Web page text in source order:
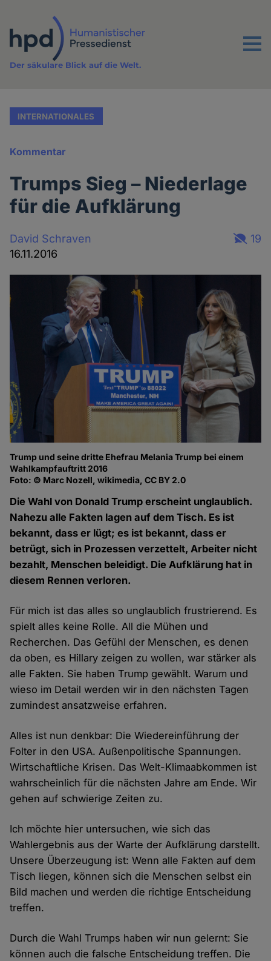
Inhalt
Menu
Der säkulare Blick auf die Welt.
INTERNATIONALES
Kommentar
Trumps Sieg – Niederlage
für die Aufklärung
David Schraven
16.11.2016
19
Trump und seine dritte Ehefrau Melania Trump bei einem
Wahlkampfauftritt 2016
Foto: © Marc Nozell, wikimedia, CC BY 2.0
Die Wahl von Donald Trump erscheint unglaublich.
Nahezu alle Fakten lagen auf dem Tisch. Es ist
bekannt, dass er lügt; es ist bekannt, dass er
betrügt, sich in Prozessen verzettelt, Arbeiter nicht
bezahlt, Menschen beleidigt. Die Aufklärung hat in
diesem Rennen verloren.
Für mich ist das alles so unglaublich frustrierend. Es
spielt alles keine Rolle. All die Mühen und
Recherchen. Das Gefühl der Menschen, es denen
da oben, es Hillary zeigen zu wollen, war stärker als
alle Fakten. Sie haben Trump gewählt. Warum und
wieso im Detail werden wir in den nächsten Tagen
zumindest ansatzweise erfahren.
Alles ist nun denkbar: Die Wiedereinführung der
Folter in den USA. Außenpolitische Spannungen.
Wirtschaftliche Krisen. Das Welt-Klimaabkommen ist
wahrscheinlich für die nächsten Jahre am Ende. Wir
gehen auf schwierige Zeiten zu.
Ich möchte hier untersuchen, wie sich das
Wahlergebnis aus der Warte der Aufklärung darstellt.
Unsere Überzeugung ist: Wenn alle Fakten auf dem
Tisch liegen, können sich die Menschen selbst ein
Bild machen und werden die richtige Entscheidung
treffen.
Durch die Wahl Trumps haben wir nun gelernt: Sie
können auch die falsche Entscheidung treffen. Die